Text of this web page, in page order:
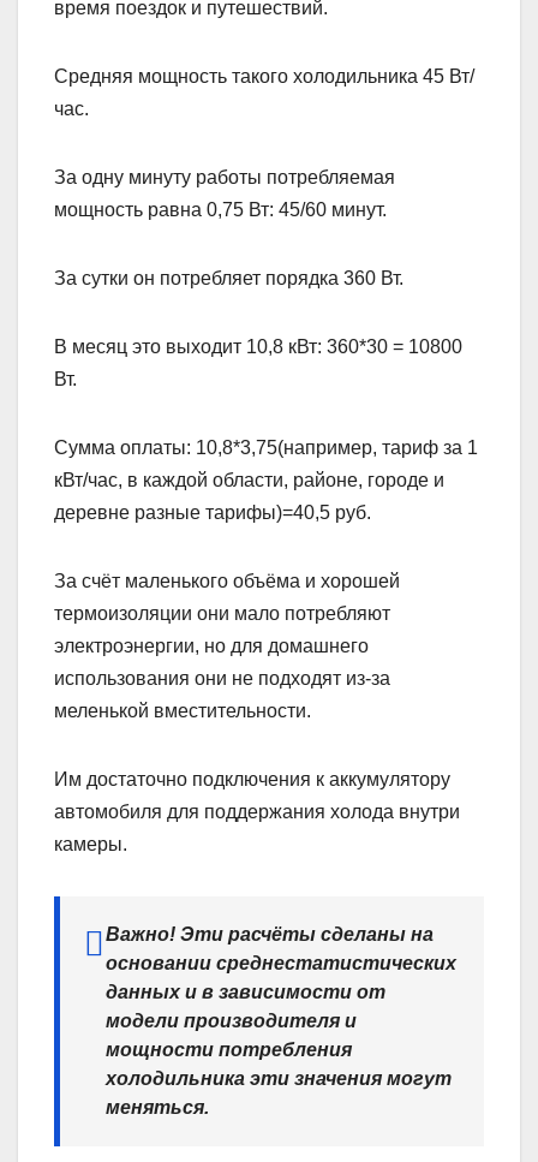
время поездок и путешествий.
Средняя мощность такого холодильника 45 Вт/
час.
За одну минуту работы потребляемая
мощность равна 0,75 Вт: 45/60 минут.
За сутки он потребляет порядка 360 Вт.
В месяц это выходит 10,8 кВт: 360*30 = 10800
Вт.
Сумма оплаты: 10,8*3,75(например, тариф за 1
кВт/час, в каждой области, районе, городе и
деревне разные тарифы)=40,5 руб.
За счёт маленького объёма и хорошей
термоизоляции они мало потребляют
электроэнергии, но для домашнего
использования они не подходят из-за
меленькой вместительности.
Им достаточно подключения к аккумулятору
автомобиля для поддержания холода внутри
камеры.
Важно! Эти расчёты сделаны на
основании среднестатистических
данных и в зависимости от
модели производителя и
мощности потребления
холодильника эти значения могут
меняться.